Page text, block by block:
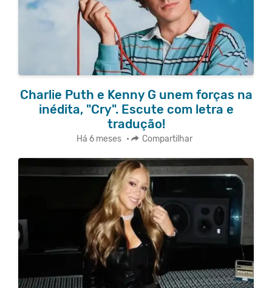
Charlie Puth e Kenny G unem forças na
inédita, "Cry". Escute com letra e
tradução!
Há 6 meses • Compartilhar